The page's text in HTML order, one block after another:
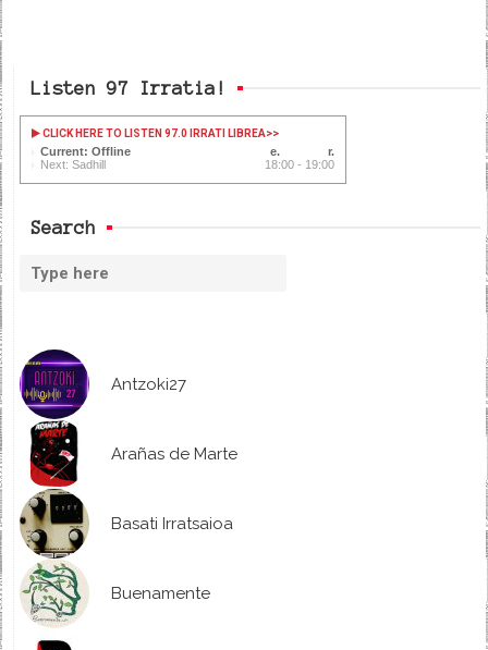
Listen 97 Irratia!
CLICK HERE TO LISTEN 97.0 IRRATI LIBREA>>
Current: Offline
Next: Sadhill
18:00 - 19:00
Search
Antzoki27
Arañas de Marte
Basati Irratsaioa
Buenamente